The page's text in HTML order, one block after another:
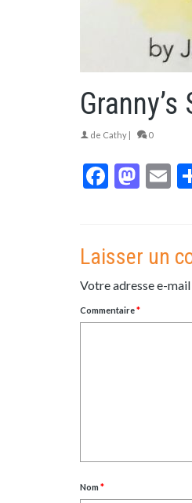
de Cathy | 0
Laisser un
Votre adresse e-
Commentaire*
Nom*